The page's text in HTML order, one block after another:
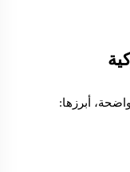
أبرزها: